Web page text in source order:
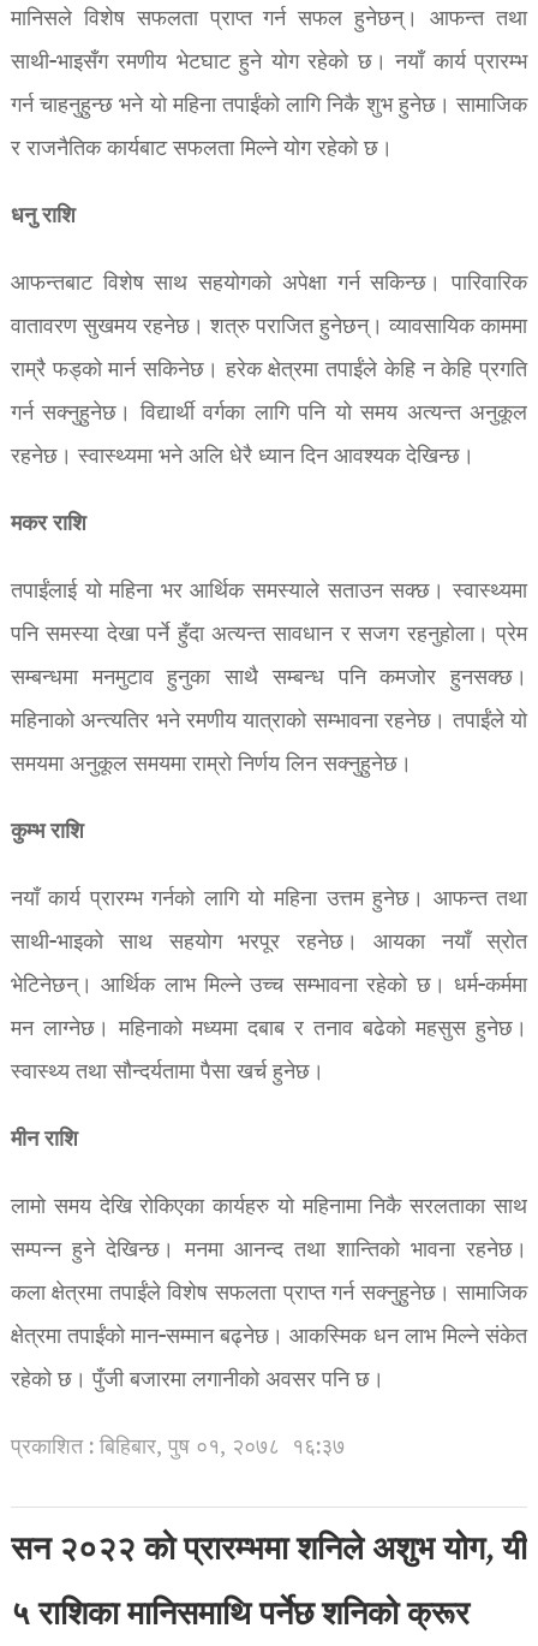
मानिसले विशेष सफलता प्राप्त गर्न सफल हुनेछन्। आफन्त तथा
साथी-भाइसँग रमणीय भेटघाट हुने योग रहेको छ। नयाँ कार्य प्रारम्भ
गर्न चाहनुहुन्छ भने यो महिना तपाईंको लागि निकै शुभ हुनेछ। सामाजिक
र राजनैतिक कार्यबाट सफलता मिल्ने योग रहेको छ।
धनु राशि
आफन्तबाट विशेष साथ सहयोगको अपेक्षा गर्न सकिन्छ। पारिवारिक
वातावरण सुखमय रहनेछ। शत्रु पराजित हुनेछन्। व्यावसायिक काममा
राम्रै फड्को मार्न सकिनेछ। हरेक क्षेत्रमा तपाईंले केहि न केहि प्रगति
गर्न सक्नुहुनेछ। विद्यार्थी वर्गका लागि पनि यो समय अत्यन्त अनुकूल
रहनेछ। स्वास्थ्यमा भने अलि धेरै ध्यान दिन आवश्यक देखिन्छ।
मकर राशि
तपाईंलाई यो महिना भर आर्थिक समस्याले सताउन सक्छ। स्वास्थ्यमा
पनि समस्या देखा पर्ने हुँदा अत्यन्त सावधान र सजग रहनुहोला। प्रेम
सम्बन्धमा मनमुटाव हुनुका साथै सम्बन्ध पनि कमजोर हुनसक्छ।
महिनाको अन्त्यतिर भने रमणीय यात्राको सम्भावना रहनेछ। तपाईंले यो
समयमा अनुकूल समयमा राम्रो निर्णय लिन सक्नुहुनेछ।
कुम्भ राशि
नयाँ कार्य प्रारम्भ गर्नको लागि यो महिना उत्तम हुनेछ। आफन्त तथा
साथी-भाइको साथ सहयोग भरपूर रहनेछ। आयका नयाँ स्रोत
भेटिनेछन्। आर्थिक लाभ मिल्ने उच्च सम्भावना रहेको छ। धर्म-कर्ममा
मन लाग्नेछ। महिनाको मध्यमा दबाब र तनाव बढेको महसुस हुनेछ।
स्वास्थ्य तथा सौन्दर्यतामा पैसा खर्च हुनेछ।
मीन राशि
लामो समय देखि रोकिएका कार्यहरु यो महिनामा निकै सरलताका साथ
सम्पन्न हुने देखिन्छ। मनमा आनन्द तथा शान्तिको भावना रहनेछ।
कला क्षेत्रमा तपाईंले विशेष सफलता प्राप्त गर्न सक्नुहुनेछ। सामाजिक
क्षेत्रमा तपाईंको मान-सम्मान बढ्नेछ। आकस्मिक धन लाभ मिल्ने संकेत
रहेको छ। पुँजी बजारमा लगानीको अवसर पनि छ।
प्रकाशित : बिहिबार, पुष ०१, २०७८ १६:३७
सन २०२२ को प्रारम्भमा शनिले अशुभ योग, यी
५ राशिका मानिसमाथि पर्नेछ शनिको क्रूर